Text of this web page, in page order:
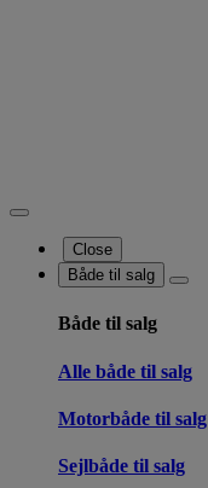
Close
Både til salg
Både til salg
Alle både til salg
Motorbåde til salg
Sejlbåde til salg